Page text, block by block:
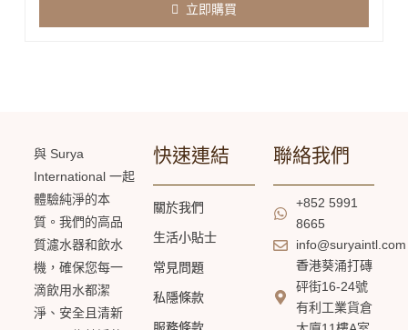
立即購買
與 Surya
International 一起
體驗純淨的本
質。我們的高品
質濾水器和飲水
機，確保您每一
滴飲用水都潔
淨、安全且清新
快速連結
關於我們
生活小貼士
常見問題
私隱條款
聯絡我們
+852 5991
8665
info@suryaintl.com
香港葵涌打磚
砰街16-24號
有利工業貨倉